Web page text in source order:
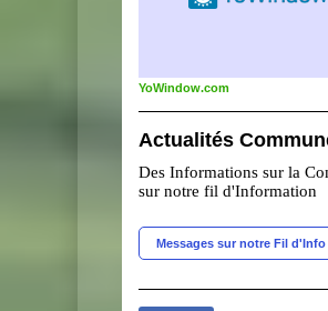
YoWindow.com
Actualités
Des Informations sur la
sur notre fil d'Information
Messages sur notre Fil d'Info